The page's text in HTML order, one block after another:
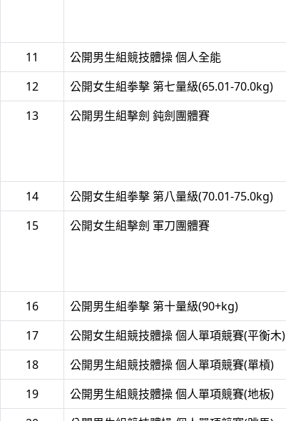
11 公開男生組競技體操 個人全能
12
公開女生組拳擊 第七量級(65.01-70.0kg)
13
公開男生組擊劍 鈍劍團體賽
14 公開女生組拳擊 第八量級(70.01-75.0kg)
15
公開女生組擊劍 軍刀團體賽
16 公開男生組拳擊 第十量級(90+kg)
17
公開女生組競技體操 個人單項競賽(平衡木)
18
公開男生組競技體操 個人單項競賽(單槓)
19
公開男生組競技體操 個人單項競賽(地板)